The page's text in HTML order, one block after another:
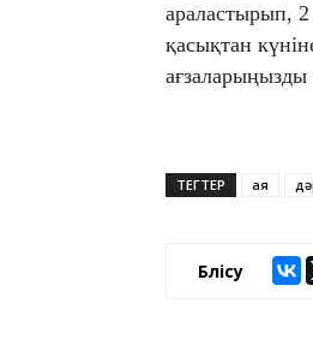
араластырып,
қасықтан
ағзаларыңызды
ТЕГТЕР аяқ
Бөлісу